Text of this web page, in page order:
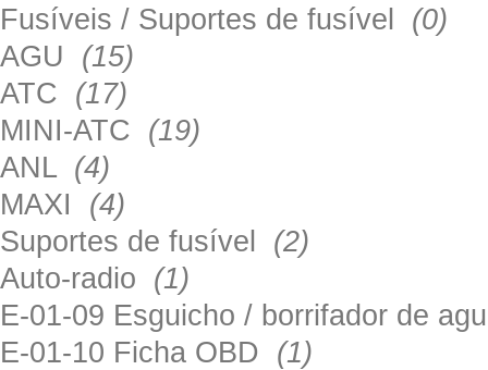
Fusíveis / Suportes de fusível (0)
AGU (15)
ATC (17)
MINI-ATC (19)
ANL (4)
MAXI (4)
Suportes de fusível (2)
Auto-radio (1)
E-01-09 Esguicho / borrifador de
E-01-10 Ficha OBD (1)